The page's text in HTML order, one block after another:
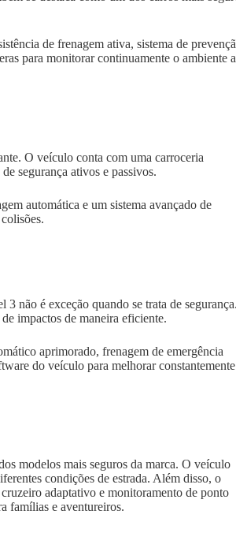
de frenagem ativa, sistema de
para monitorar continuamente o ambiente
O veículo conta com uma carroceria
segurança ativos e passivos.
automática e um sistema avançado de
não é exceção quando se trata de
impactos de maneira eficiente.
aprimorado, frenagem de emergência
do veículo para melhorar constantemente
modelos mais seguros da marca. O veículo
condições de estrada. Além disso, o
adaptativo e monitoramento de ponto
famílias e aventureiros.